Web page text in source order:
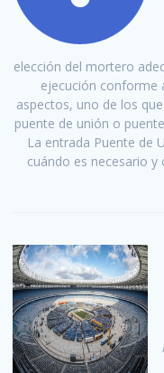
elección del mortero
ejecución conforme
aspectos, uno de los
puente de unión o
La entrada Puente de
cuándo es necesario